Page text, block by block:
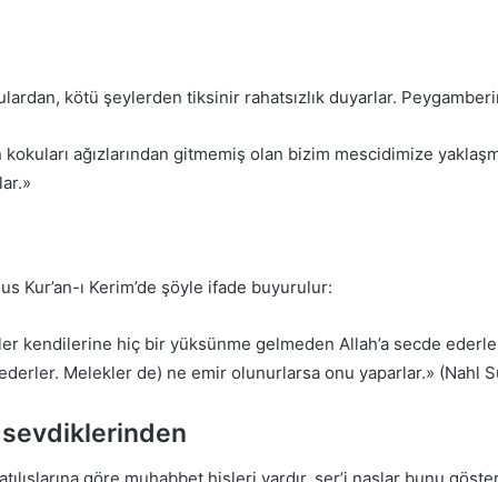
kötü şeylerden tiksinir rahatsızlık duyarlar.
ağızlarından gitmemiş olan bizim mescidimize
Kur’an-ı Kerim’de şöyle ifade buyurulur:
kendilerine hiç bir yüksünme gelmeden Allah’a secde
Melekler de) ne emir olunurlarsa onu yaparlar.» (Nahl
sevdiklerinden
göre muhabbet hisleri vardır, şer’i naslar bunu